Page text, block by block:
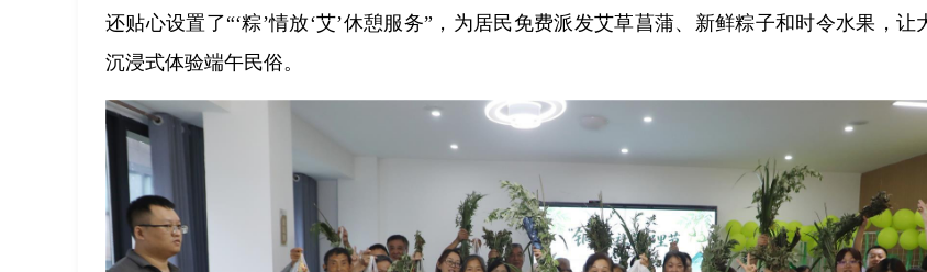
还贴心设置了“‘粽’情放‘艾’休憩服务”，为居民免费派发艾草菖蒲、新鲜粽子和时令水果，让
沉浸式体验端午民俗。